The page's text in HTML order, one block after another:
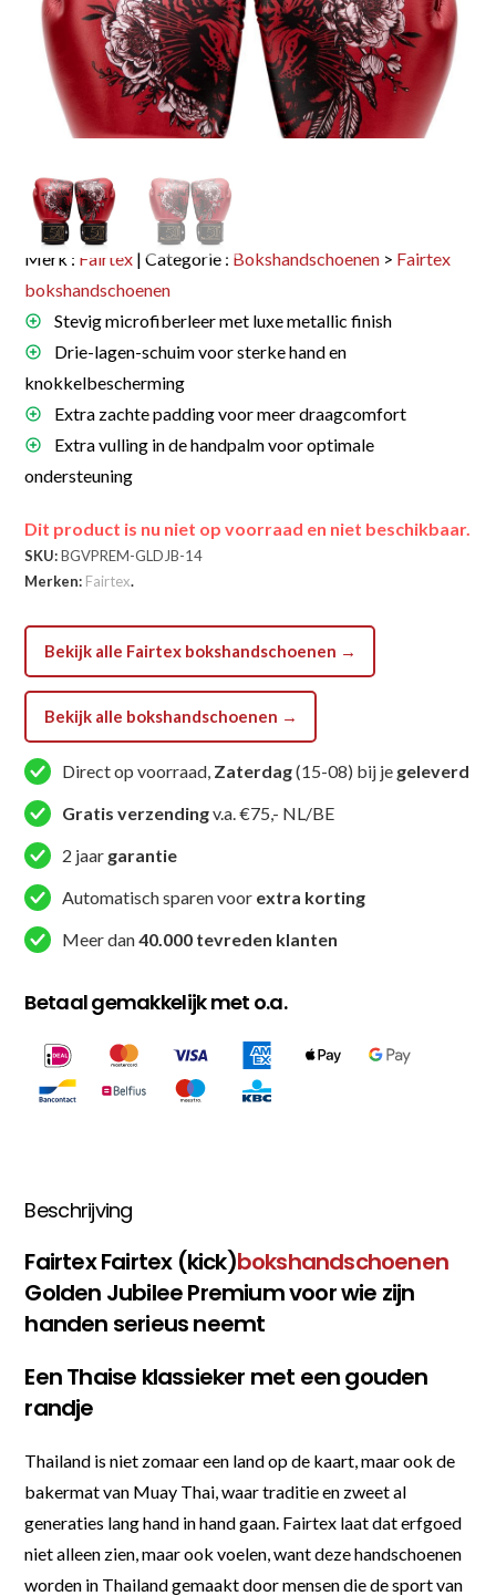
Merk : Fairtex | Categorie : Bokshandschoenen > Fairtex
bokshandschoenen
Stevig microfiberleer met luxe metallic finish
Drie-lagen-schuim voor sterke hand en
knokkelbescherming
Extra zachte padding voor meer draagcomfort
Extra vulling in de handpalm voor optimale
ondersteuning
Dit product is nu niet op voorraad en niet beschikbaar.
SKU:BGVPREM-GLDJB-14
Merken: Fairtex.
Bekijk alle Fairtex bokshandschoenen →
Bekijk alle bokshandschoenen →
Direct op voorraad, Zaterdag(15-08) bij je geleverd
Gratis verzendingv.a. €75,- NL/BE
2 jaar garantie
Automatisch sparen voor extra korting
Meer dan40.000 tevreden klanten
Betaal gemakkelijk met o.a.
Beschrijving
Fairtex Fairtex (kick)bokshandschoenen
Golden Jubilee Premium voor wie zijn
handen serieus neemt
Een Thaise klassieker met een gouden
randje
Thailand is niet zomaar een land op de kaart, maar ook de
bakermat van Muay Thai, waar traditie en zweet al
generaties lang hand in hand gaan. Fairtex laat dat erfgoed
niet alleen zien, maar ook voelen, want deze handschoenen
worden in Thailand gemaakt door mensen die de sport van